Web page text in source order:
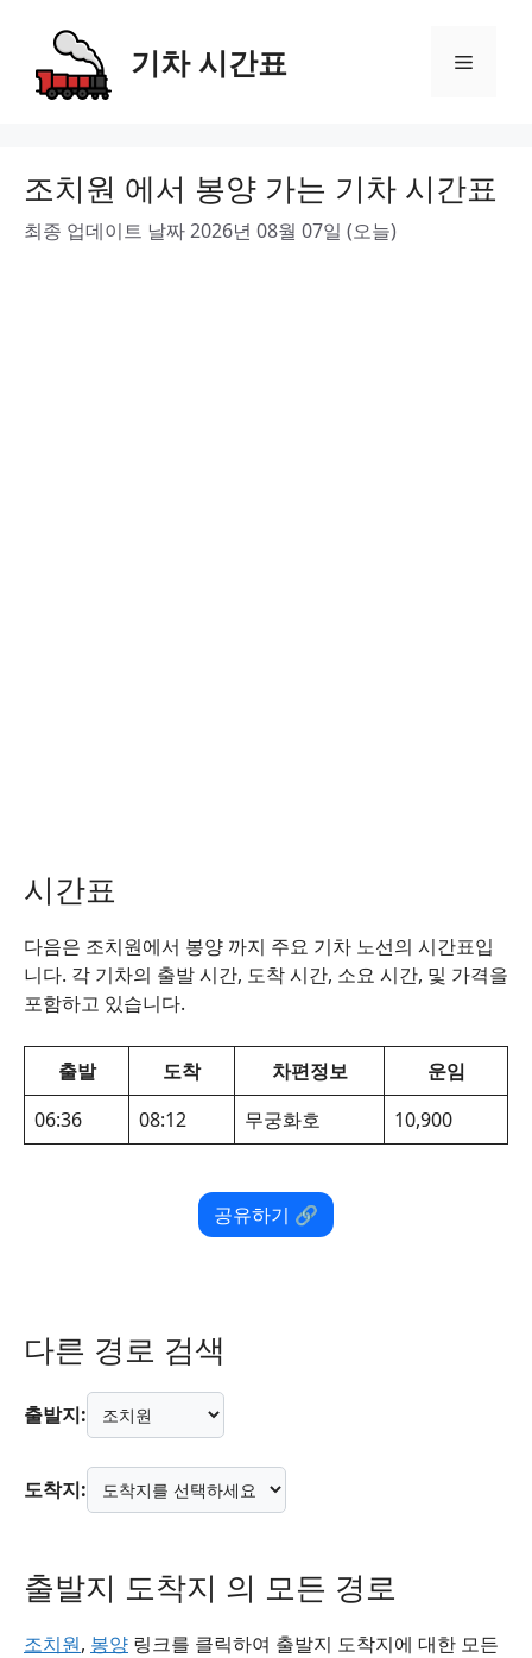
content
기차 시간표 Menu
조치원 에서 봉양 가는 기차 시간표
최종 업데이트 날짜 2026년 08월 07일 (오늘)
시간표
다음은 조치원에서 봉양 까지 주요 기차 노선의 시간표입
니다. 각 기차의 출발 시간, 도착 시간, 소요 시간, 및 가격을
포함하고 있습니다.
출발 도착 차편정보
운임
06:36
08:12 무궁화호 10,900
공유하기 🔗
다른 경로 검색
출발지:
도착지:
출발지 도착지 의 모든 경로
조치원, 봉양 링크를 클릭하여 출발지 도착지에 대한 모든